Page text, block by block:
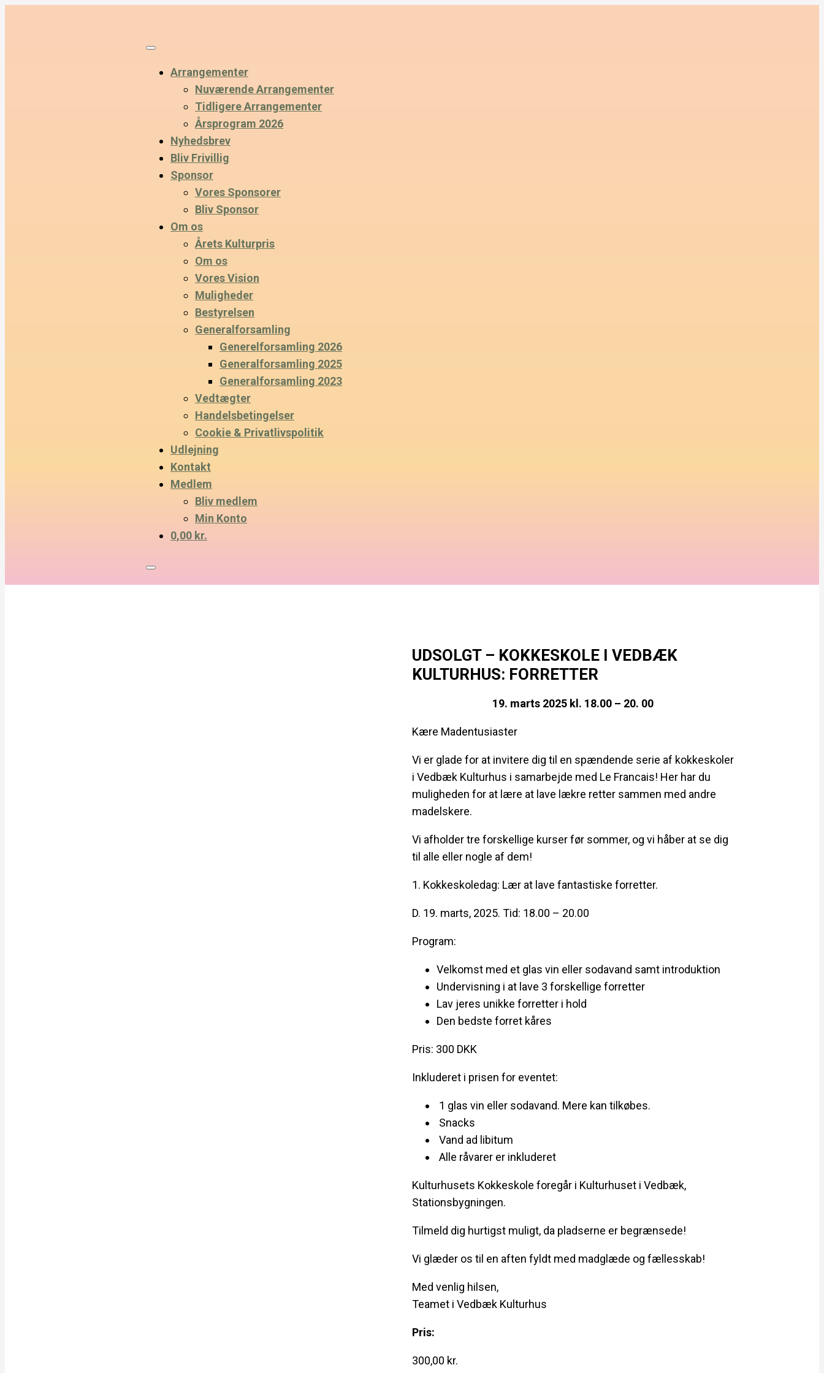
Arrangementer
Nuværende Arrangementer
Tidligere Arrangementer
Årsprogram 2026
Nyhedsbrev
Bliv Frivillig
Sponsor
Vores Sponsorer
Bliv Sponsor
Om os
Årets Kulturpris
Om os
Vores Vision
Muligheder
Bestyrelsen
Generalforsamling
Generelforsamling 2026
Generalforsamling 2025
Generalforsamling 2023
Vedtægter
Handelsbetingelser
Cookie & Privatlivspolitik
Udlejning
Kontakt
Medlem
Bliv medlem
Min Konto
0,00 kr.
UDSOLGT – KOKKESKOLE I VEDBÆK
KULTURHUS: FORRETTER
19. marts 2025 kl. 18.00 – 20. 00
Kære Madentusiaster
Vi er glade for at invitere dig til en spændende serie af kokkeskoler
i Vedbæk Kulturhus i samarbejde med Le Francais! Her har du
muligheden for at lære at lave lækre retter sammen med andre
madelskere.
Vi afholder tre forskellige kurser før sommer, og vi håber at se dig
til alle eller nogle af dem!
1. Kokkeskoledag: Lær at lave fantastiske forretter.
D. 19. marts, 2025. Tid: 18.00 – 20.00
Program:
Velkomst med et glas vin eller sodavand samt introduktion
Undervisning i at lave 3 forskellige forretter
Lav jeres unikke forretter i hold
Den bedste forret kåres
Pris: 300 DKK
Inkluderet i prisen for eventet:
1 glas vin eller sodavand. Mere kan tilkøbes.
Snacks
Vand ad libitum
Alle råvarer er inkluderet
Kulturhusets Kokkeskole foregår i Kulturhuset i Vedbæk,
Stationsbygningen.
Tilmeld dig hurtigst muligt, da pladserne er begrænsede!
Vi glæder os til en aften fyldt med madglæde og fællesskab!
Med venlig hilsen,
Teamet i Vedbæk Kulturhus
Pris:
300,00 kr.